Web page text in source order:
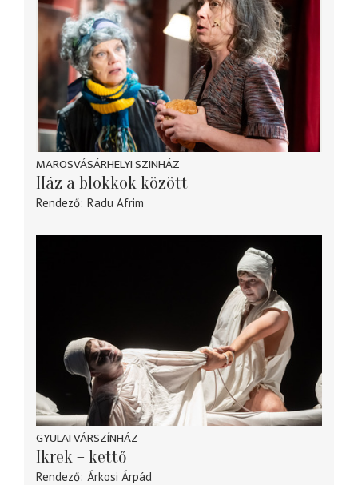
MAROSVÁSÁRHELYI SZINHÁZ
Ház a blokkok között
Rendező Radu Afrim
GYULAI VÁRSZÍNHÁZ
Ikrek – kettő
Rendező Árkosi Árpád